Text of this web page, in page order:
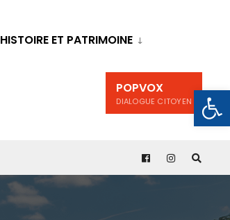
HISTOIRE ET PATRIMOINE
POPVOX
DIALOGUE CITOYEN